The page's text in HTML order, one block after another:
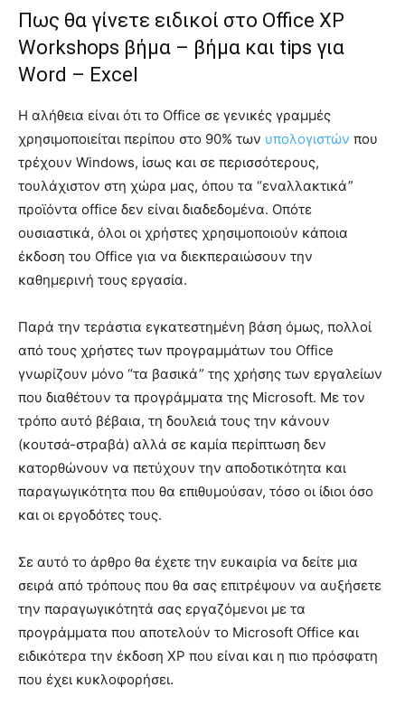
Πως θα γίνετε ειδικοί στο Office ΧP
Workshops βήμα – βήμα και tips για
Word – Excel
Η αλήθεια είναι ότι το Office σε γενικές γραμμές
χρησιμοποιείται περίπου στο 90% των υπολογιστών που
τρέχουν Windows, ίσως και σε περισσότερους,
τουλάχιστον στη χώρα μας, όπου τα “εναλλακτικά”
προϊόντα office δεν είναι διαδεδομένα. Οπότε
ουσιαστικά, όλοι οι χρήστες χρησιμοποιούν κάποια
έκδοση του Office για να διεκπεραιώσουν την
καθημερινή τους εργασία.
Παρά την τεράστια εγκατεστημένη βάση όμως, πολλοί
από τους χρήστες των προγραμμάτων του Office
γνωρίζουν μόνο “τα βασικά” της χρήσης των εργαλείων
που διαθέτουν τα προγράμματα της Microsoft. Με τον
τρόπο αυτό βέβαια, τη δουλειά τους την κάνουν
(κουτσά-στραβά) αλλά σε καμία περίπτωση δεν
κατορθώνουν να πετύχουν την αποδοτικότητα και
παραγωγικότητα που θα επιθυμούσαν, τόσο οι ίδιοι όσο
και οι εργοδότες τους.
Σε αυτό το άρθρο θα έχετε την ευκαιρία να δείτε μια
σειρά από τρόπους που θα σας επιτρέψουν να αυξήσετε
την παραγωγικότητά σας εργαζόμενοι με τα
προγράμματα που αποτελούν το Microsoft Office και
ειδικότερα την έκδοση ΧΡ που είναι και η πιο πρόσφατη
που έχει κυκλοφορήσει.